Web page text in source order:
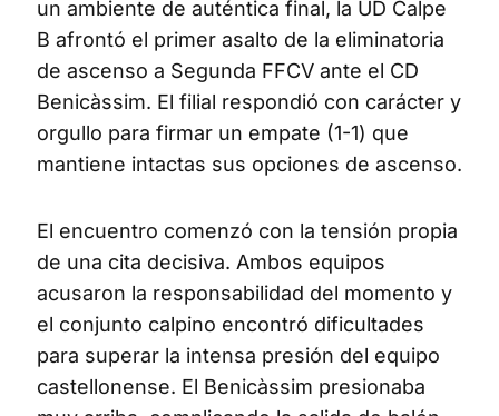
un ambiente de auténtica final, la UD Calpe
B afrontó el primer asalto de la eliminatoria
de ascenso a Segunda FFCV ante el CD
Benicàssim. El filial respondió con carácter y
orgullo para firmar un empate (1-1) que
mantiene intactas sus opciones de ascenso.
El encuentro comenzó con la tensión propia
de una cita decisiva. Ambos equipos
acusaron la responsabilidad del momento y
el conjunto calpino encontró dificultades
para superar la intensa presión del equipo
castellonense. El Benicàssim presionaba